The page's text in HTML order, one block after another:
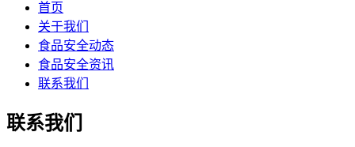
首页
关于我们
食品安全动态
食品安全资讯
联系我们
联系我们